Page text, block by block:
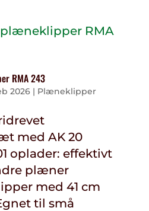
RMA 243
2026| Plæneklipper
med AK 20
oplader: effektivt
plæner
med 41 cm
til små